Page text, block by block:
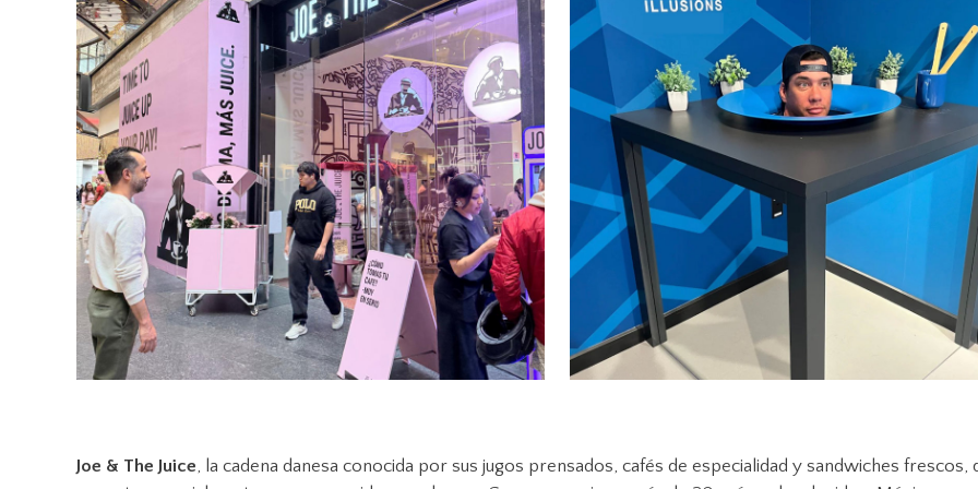
Joe & The Juice, la cadena danesa conocida por sus jugos prensados, cafés de especialidad y sandwiches frescos,